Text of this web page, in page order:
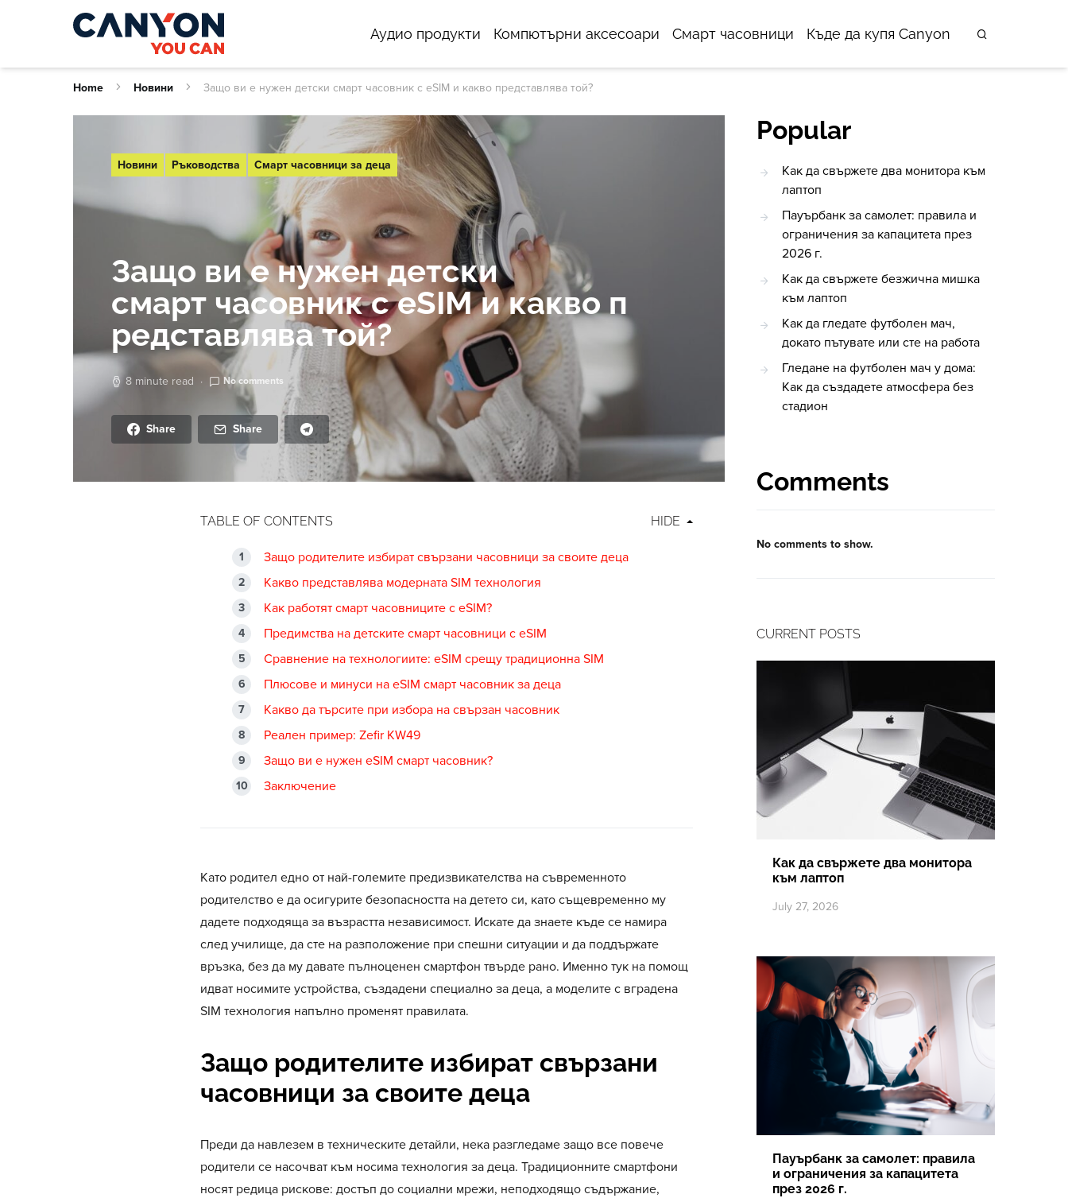
Аудио продукти Компютърни аксесоари Смарт часовници Къде да купя Canyon
Home Новини Защо ви е нужен детски смарт часовник с eSIM и какво представлява той?
Новини Ръководства Смарт часовници за деца
Защо ви е нужен детски
смарт часовник с eSIM и какво п
редставлява той?
8 minute read No comments
Share Share
TABLE OF CONTENTS HIDE
Защо родителите избират свързани часовници за своите деца
Какво представлява модерната SIM технология
Как работят смарт часовниците с eSIM?
Предимства на детските смарт часовници с eSIM
Сравнение на технологиите: eSIM срещу традиционна SIM
Плюсове и минуси на eSIM смарт часовник за деца
Какво да търсите при избора на свързан часовник
Реален пример: Zefir KW49
Защо ви е нужен eSIM смарт часовник?
Заключение
Като родител едно от най-големите предизвикателства на съвременното
родителство е да осигурите безопасността на детето си, като същевременно му
дадете подходяща за възрастта независимост. Искате да знаете къде се намира
след училище, да сте на разположение при спешни ситуации и да поддържате
връзка, без да му давате пълноценен смартфон твърде рано. Именно тук на помощ
идват носимите устройства, създадени специално за деца, а моделите с вградена
SIM технология напълно променят правилата.
Защо родителите избират свързани
часовници за своите деца
Преди да навлезем в техническите детайли, нека разгледаме защо все повече
родители се насочват към носима технология за деца. Традиционните смартфони
носят редица рискове: достъп до социални мрежи, неподходящо съдържание,
Popular
Как да свържете два монитора към
лаптоп
Пауърбанк за самолет: правила и
ограничения за капацитета през
2026 г.
Как да свържете безжична мишка
към лаптоп
Как да гледате футболен мач,
докато пътувате или сте на работа
Гледане на футболен мач у дома:
Как да създадете атмосфера без
стадион
Comments
No comments to show.
CURRENT POSTS
Как да свържете два монитора
към лаптоп
July 27, 2026
Пауърбанк за самолет: правила
и ограничения за капацитета
през 2026 г.